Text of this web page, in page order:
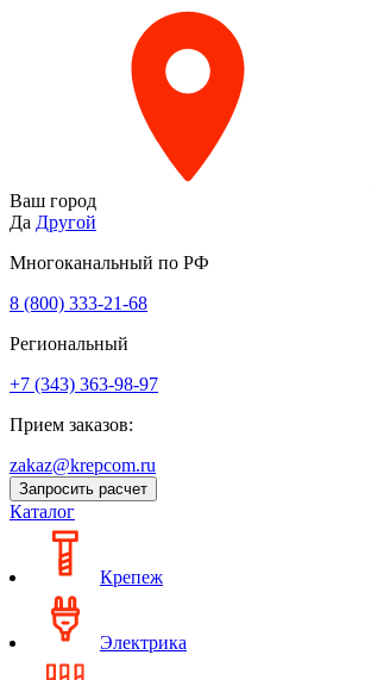
Ваш город
Да Другой
Многоканальный по РФ
8 (800) 333‑21-68
Региональный
+7 (343) 363-98-97
Прием заказов:
zakaz@krepcom.ru
Запросить расчет
Каталог
Крепеж
Электрика